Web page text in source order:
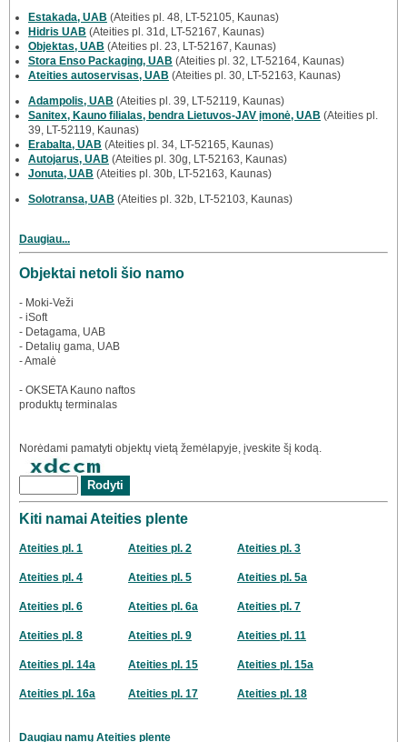
Estakada, UAB (Ateities pl. 48, LT-52105, Kaunas)
Hidris UAB (Ateities pl. 31d, LT-52167, Kaunas)
Objektas, UAB (Ateities pl. 23, LT-52167, Kaunas)
Stora Enso Packaging, UAB (Ateities pl. 32, LT-52164, Kaunas)
Ateities autoservisas, UAB (Ateities pl. 30, LT-52163, Kaunas)
Adampolis, UAB (Ateities pl. 39, LT-52119, Kaunas)
Sanitex, Kauno filialas, bendra Lietuvos-JAV įmonė, UAB (Ateities pl.
39, LT-52119, Kaunas)
Erabalta, UAB (Ateities pl. 34, LT-52165, Kaunas)
Autojarus, UAB (Ateities pl. 30g, LT-52163, Kaunas)
Jonuta, UAB (Ateities pl. 30b, LT-52163, Kaunas)
Solotransa, UAB (Ateities pl. 32b, LT-52103, Kaunas)
Daugiau...
Objektai netoli šio namo
- Moki-Veži
- iSoft
- Detagama, UAB
- Detalių gama, UAB
- Amalė
- OKSETA Kauno naftos
produktų terminalas
Norėdami pamatyti objektų vietą žemėlapyje, įveskite šį kodą.
Kiti namai Ateities plente
Ateities pl. 1 Ateities pl. 2 Ateities pl. 3
Ateities pl. 4 Ateities pl. 5 Ateities pl. 5a
Ateities pl. 6 Ateities pl. 6a Ateities pl. 7
Ateities pl. 8 Ateities pl. 9 Ateities pl. 11
Ateities pl. 14a Ateities pl. 15 Ateities pl. 15a
Ateities pl. 16a Ateities pl. 17 Ateities pl. 18
Daugiau namų Ateities plente